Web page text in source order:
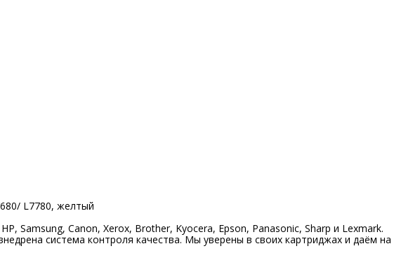
L7780, желтый
Samsung, Canon, Xerox, Brother, Kyocera, Epson, Panasonic, Sharp и Lexmark.
система контроля качества. Мы уверены в своих картриджах и даём на